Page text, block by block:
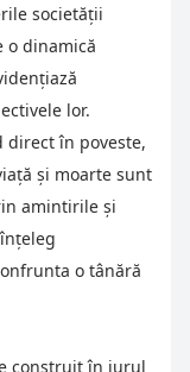
societății
o dinamică
lor.
direct în poveste,
și moarte sunt
amintirile și
o tânără
construit în jurul